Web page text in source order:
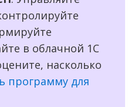
в облачной 1С
насколько
программу для